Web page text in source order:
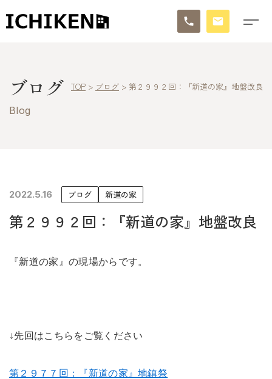
ブログ
イチケンの家づくり
モデルハウス
ブログ
Blog
TOP > ブログ > 第２９９２回：『新道の家』地盤改良
2022.5.16 ブログ 新道の家
第２９９２回：『新道の家』地盤改良
『新道の家』の現場からです。
↓先回はこちらをご覧ください
第２９７７回：『新道の家』地鎮祭